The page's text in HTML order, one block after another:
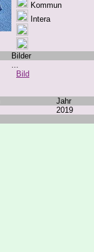
Kommun
Intera
Bilder
...
Bild
Jahr
2019